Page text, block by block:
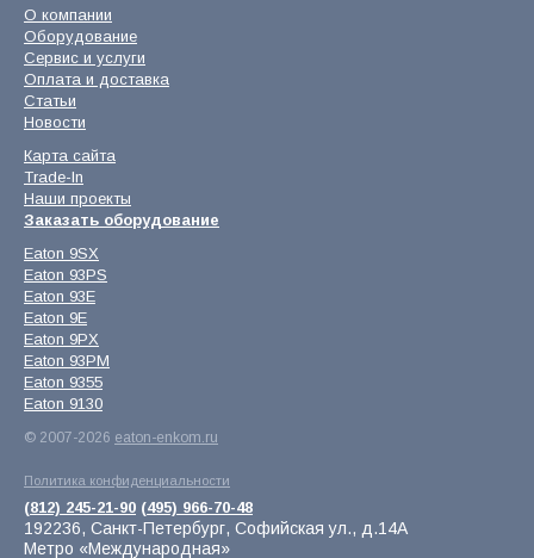
О компании
Оборудование
Сервис и услуги
Оплата и доставка
Статьи
Новости
Карта сайта
Trade-In
Наши проекты
Заказать оборудование
Eaton 9SX
Eaton 93PS
Eaton 93E
Eaton 9E
Eaton 9PX
Eaton 93PM
Eaton 9355
Eaton 9130
© 2007-2026 eaton-enkom.ru
Политика конфиденциальности
(812) 245-21-90 (495) 966-70-48
192236, Санкт-Петербург, Софийская ул., д.14А
Метро «Международная»